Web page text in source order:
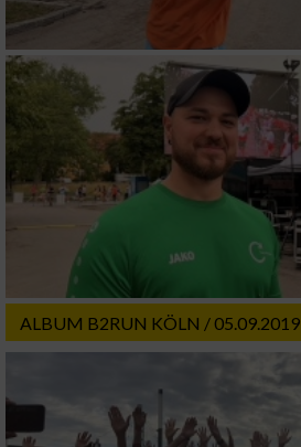
ALBUM B2RUN KÖLN / 05.09.2019